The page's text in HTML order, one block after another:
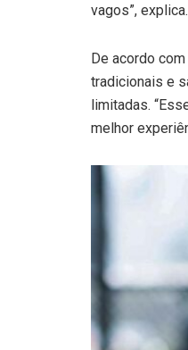
vagos”, explica.
De acordo
tradicionais e
limitadas.
melhor